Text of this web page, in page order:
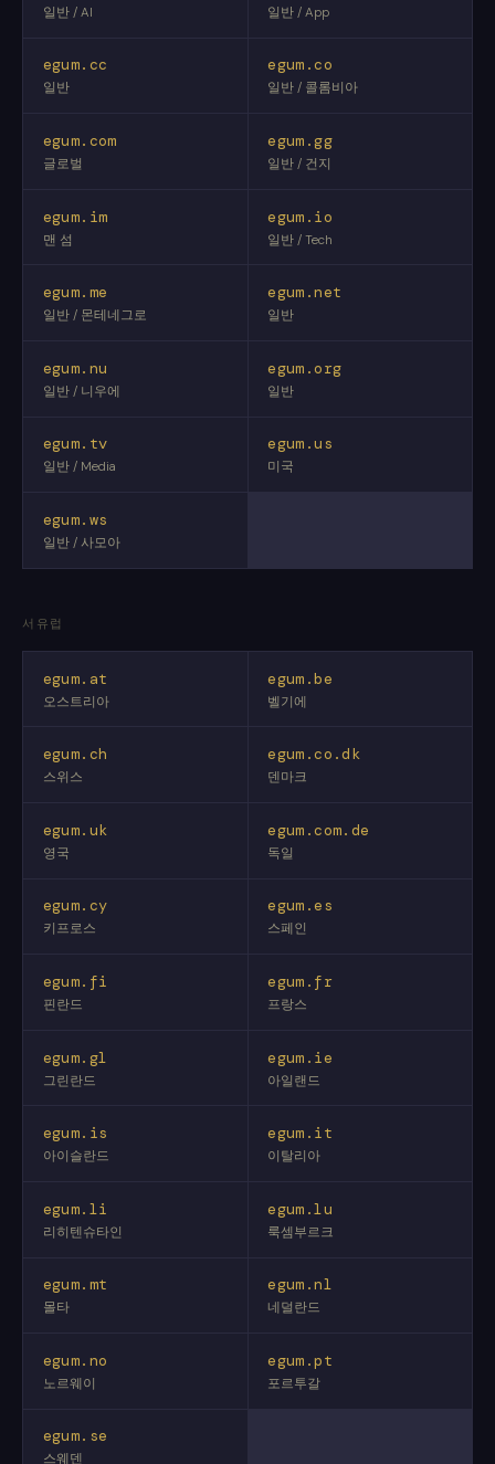
일반 / AI 일반 / App
egum.cc
일반
egum.co
일반 / 콜롬비아
egum.com
글로벌
egum.gg
일반 / 건지
egum.im
맨 섬
egum.io
일반 / Tech
egum.me
일반 / 몬테네그로
egum.net
일반
egum.nu
일반 / 니우에
egum.org
일반
egum.tv
일반 / Media
egum.us
미국
egum.ws
일반 / 사모아
서유럽
egum.at
오스트리아
egum.be
벨기에
egum.ch
스위스
egum.co.dk
덴마크
egum.uk
영국
egum.com.de
독일
egum.cy
키프로스
egum.es
스페인
egum.fi
핀란드
egum.fr
프랑스
egum.gl
그린란드
egum.ie
아일랜드
egum.is
아이슬란드
egum.it
이탈리아
egum.li
리히텐슈타인
egum.lu
룩셈부르크
egum.mt
몰타
egum.nl
네덜란드
egum.no
노르웨이
egum.pt
포르투갈
egum.se
스웨덴